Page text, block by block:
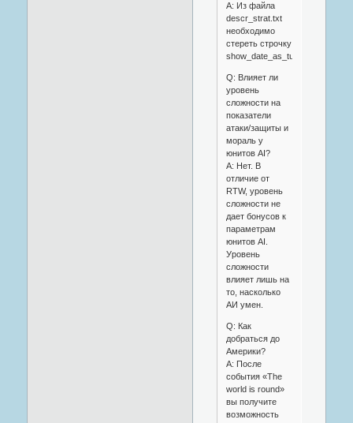
A: Из файла
descr_strat.txt
необходимо
стереть строчку
show_date_as_turns
Q: Влияет ли
уровень
сложности на
показатели
атаки/защиты и
мораль у
юнитов АI?
A: Нет. В
отличие от
RTW, уровень
сложности не
дает бонусов к
параметрам
юнитов АI.
Уровень
сложности
влияет лишь на
то, насколько
АИ умен.
Q: Как
добраться до
Америки?
A: После
события «The
world is round»
вы получите
возможность